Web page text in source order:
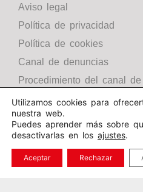
Aviso legal
Política de privacidad
Política de cookies
Canal de denuncias
Procedimiento del canal
Procedimiento de visitas
INTRANET
SÍGUENOS
Utilizamos cookies para
nuestra web.
Puedes aprender más sobre
desactivarlas en los ajustes.
Aceptar Rechazar